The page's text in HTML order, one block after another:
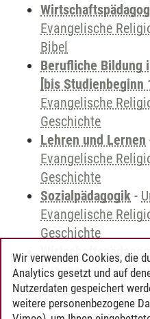
Evangelische
Bibel
Berufliche Bildung
[bis Studienbeginn
Evangelische
Geschichte
Lehren und Lernen
Evangelische
Geschichte
Sozialpädagogik -
Evangelische
Geschichte
Evangelische
Geschichte
Wir verwenden Cookies, die
Analytics gesetzt und auf
Nutzerdaten gespeichert
weitere personenbezogene